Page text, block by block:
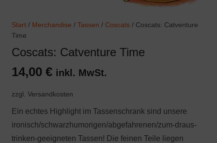
Start / Merchandise / Tassen / Coscats / Coscats: Catventure
Time
Coscats: Catventure Time
14,00 € inkl. MwSt.
zzgl. Versandkosten
Ein echtes Highlight im Tassenschrank sind unsere
ironisch/schwarzhumorigen/abgefahrenen/zum-draus-
trinken-geeigneten Tassen! Die feinen Teile liegen